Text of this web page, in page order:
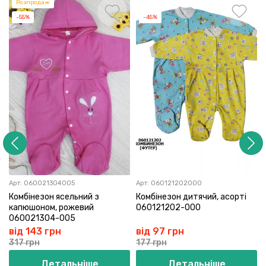
Розпродаж
-55%
Арт: 060021304005
Комбінезон ясельний з
капюшоном, рожевий
060021304-005
від 143 грн
317 грн
-45%
Арт: 060121202000
Комбінезон дитячий, асорті
060121202-000
від 97 грн
177 грн